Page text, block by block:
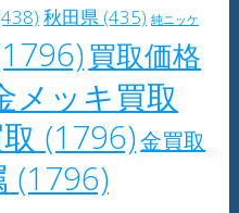
秋田県 (435) 純ニッケ
買取価格
メッキ買取
(1796)金買取
(1796)